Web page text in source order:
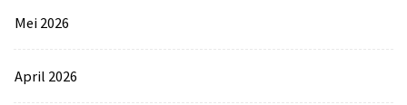
Mei 2026
April 2026